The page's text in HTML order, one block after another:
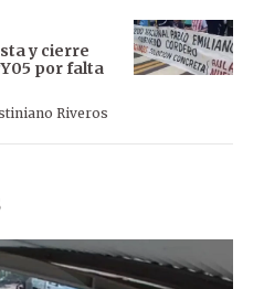
y cierre
por falta
Riveros